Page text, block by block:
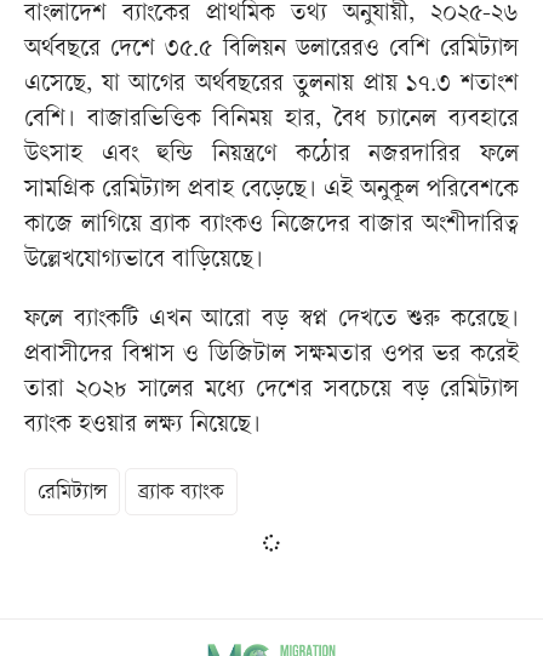
বাংলাদেশ ব্যাংকের প্রাথমিক তথ্য অনুযায়ী, ২০২৫-২৬
অর্থবছরে দেশে ৩৫.৫ বিলিয়ন ডলারেরও বেশি রেমিট্যান্স
এসেছে, যা আগের অর্থবছরের তুলনায় প্রায় ১৭.৩ শতাংশ
বেশি। বাজারভিত্তিক বিনিময় হার, বৈধ চ্যানেল ব্যবহারে
উৎসাহ এবং হুন্ডি নিয়ন্ত্রণে কঠোর নজরদারির ফলে
সামগ্রিক রেমিট্যান্স প্রবাহ বেড়েছে। এই অনুকূল পরিবেশকে
কাজে লাগিয়ে ব্র্যাক ব্যাংকও নিজেদের বাজার অংশীদারিত্ব
উল্লেখযোগ্যভাবে বাড়িয়েছে।
ফলে ব্যাংকটি এখন আরো বড় স্বপ্ন দেখতে শুরু করেছে।
প্রবাসীদের বিশ্বাস ও ডিজিটাল সক্ষমতার ওপর ভর করেই
তারা ২০২৮ সালের মধ্যে দেশের সবচেয়ে বড় রেমিট্যান্স
ব্যাংক হওয়ার লক্ষ্য নিয়েছে।
রেমিট্যান্স ব্র্যাক ব্যাংক